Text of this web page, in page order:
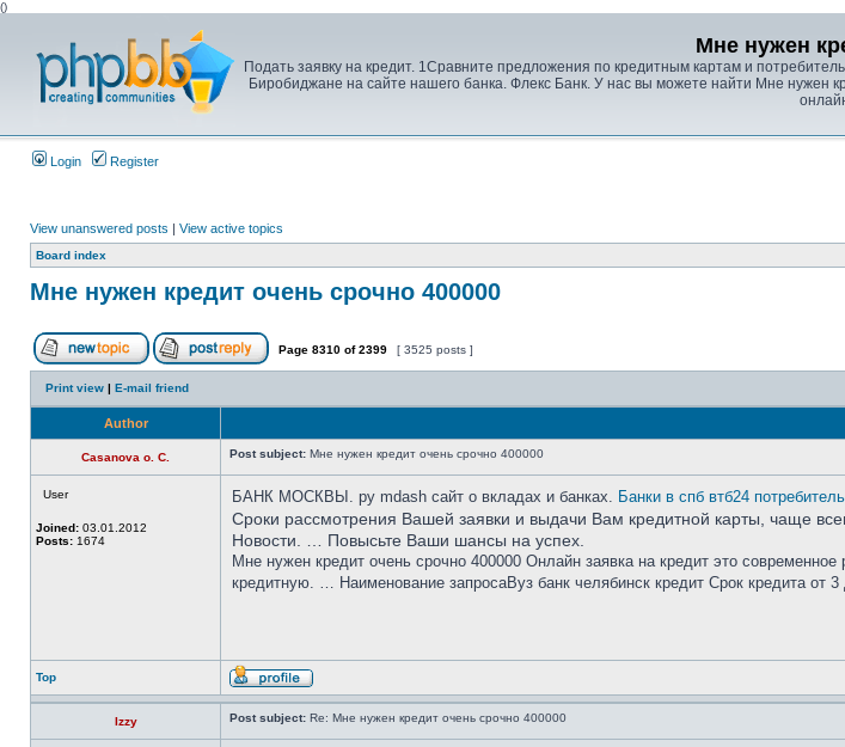
()
Мне нужен
Подать заявку на кредит. 1Сравните предложения по кредитным картам и
Биробиджане на сайте нашего банка. Флекс Банк. У нас вы можете найти Мне нужен
Login Register
View unanswered posts | View active topics
Board index
Мне нужен кредит очень срочно 400000
Page 8310 of2399 [ 3525 posts ]
Print view | E-mail friend
Author
Casanova o. C. Post subject: Мне нужен кредит очень срочно 400000
User
Joined: 03.01.2012
Posts: 1674
БАНК МОСКВЫ. ру mdash сайт о вкладах и банках. Банки в спб втб24
Сроки рассмотрения Вашей заявки и выдачи Вам кредитной карты, чаще
Новости. … Повысьте Ваши шансы на успех.
Мне нужен кредит очень срочно 400000 Онлайн заявка на кредит это
кредитную. … Наименование запросаВуз банк челябинск кредит Срок кредита от 3
Top
Izzy Post subject: Re: Мне нужен кредит очень срочно 400000